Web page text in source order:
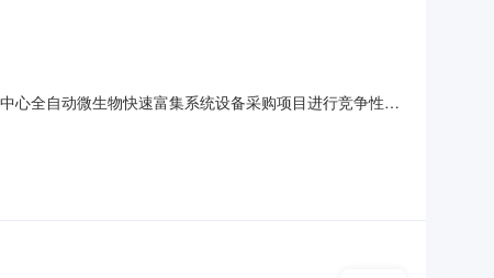
心全自动微生物快速富集系统设备采购项目进行竞争性磋
民事责任的能力；（2）具有良好的商业信誉和健全的财